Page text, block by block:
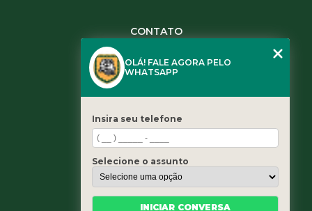
CONTATO
(11) 3461-5871
contato@leaoservicos.com.br
Home
Quem somos
Serviços
Blog
OLÁ! FALE AGORA PELO
WHATSAPP
Insira seu telefone
Selecione o assunto
INICIAR CONVERSA